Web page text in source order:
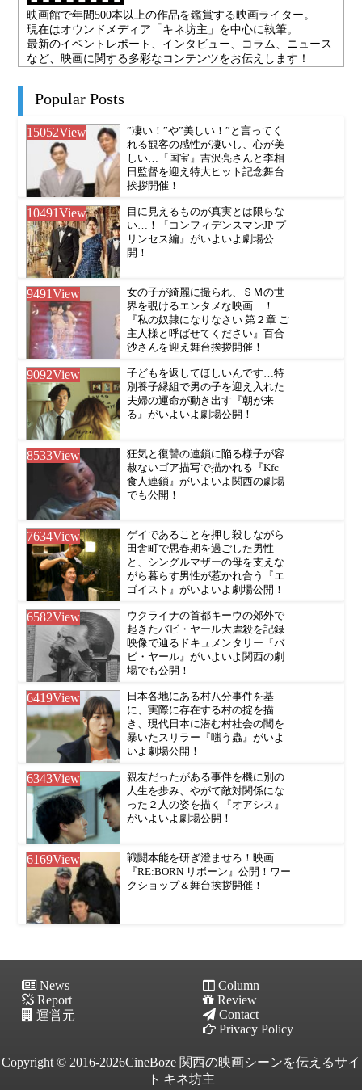
映画館で年間500本以上の作品を鑑賞する映画ライター。
現在はオウンドメディア「キネ坊主」を中心に執筆。
最新のイベントレポート、インタビュー、コラム、ニュース
など、映画に関する多彩なコンテンツをお伝えします！
Popular Posts
15052View
”凄い！”や”美しい！”と言ってく
れる観客の感性が凄いし、心が美
しい…『国宝』吉沢亮さんと李相
日監督を迎え特大ヒット記念舞台
挨拶開催！
10491View
目に見えるものが真実とは限らな
い…！『コンフィデンスマンJP プ
リンセス編』がいよいよ劇場公
開！
9491View
女の子が綺麗に撮られ、ＳＭの世
界を覗けるエンタメな映画…！
『私の奴隷になりなさい 第２章 ご
主人様と呼ばせてください』百合
沙さんを迎え舞台挨拶開催！
9092View
子どもを返してほしいんです…特
別養子縁組で男の子を迎え入れた
夫婦の運命が動き出す『朝が来
る』がいよいよ劇場公開！
8533View
狂気と復讐の連鎖に陥る様子が容
赦ないゴア描写で描かれる『Kfc
食人連鎖』がいよいよ関西の劇場
でも公開！
7634View
ゲイであることを押し殺しながら
田舎町で思春期を過ごした男性
と、シングルマザーの母を支えな
がら暮らす男性が惹かれ合う『エ
ゴイスト』がいよいよ劇場公開！
6582View
ウクライナの首都キーウの郊外で
起きたバビ・ヤール大虐殺を記録
映像で辿るドキュメンタリー『バ
ビ・ヤール』がいよいよ関西の劇
場でも公開！
6419View
日本各地にある村八分事件を基
に、実際に存在する村の掟を描
き、現代日本に潜む村社会の闇を
暴いたスリラー『嗤う蟲』がいよ
いよ劇場公開！
6343View
親友だったがある事件を機に別の
人生を歩み、やがて敵対関係にな
った２人の姿を描く『オアシス』
がいよいよ劇場公開！
6169View
戦闘本能を研ぎ澄ませろ！映画
『RE:BORN リボーン』公開！ワー
クショップ＆舞台挨拶開催！
News
Column
Report
Review
運営元
Contact
Privacy Policy
Copyright © 2016-2026CineBoze 関西の映画シーンを伝えるサイ
ト|キネ坊主